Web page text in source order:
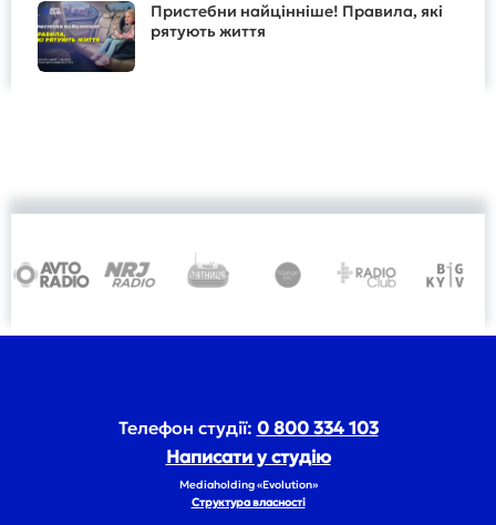
Пристебни найцінніше! Правила, які
рятують життя
Телефон студії: 0 800 334 103
Написати у студію
Mediaholding «Evolution»
Структура власності